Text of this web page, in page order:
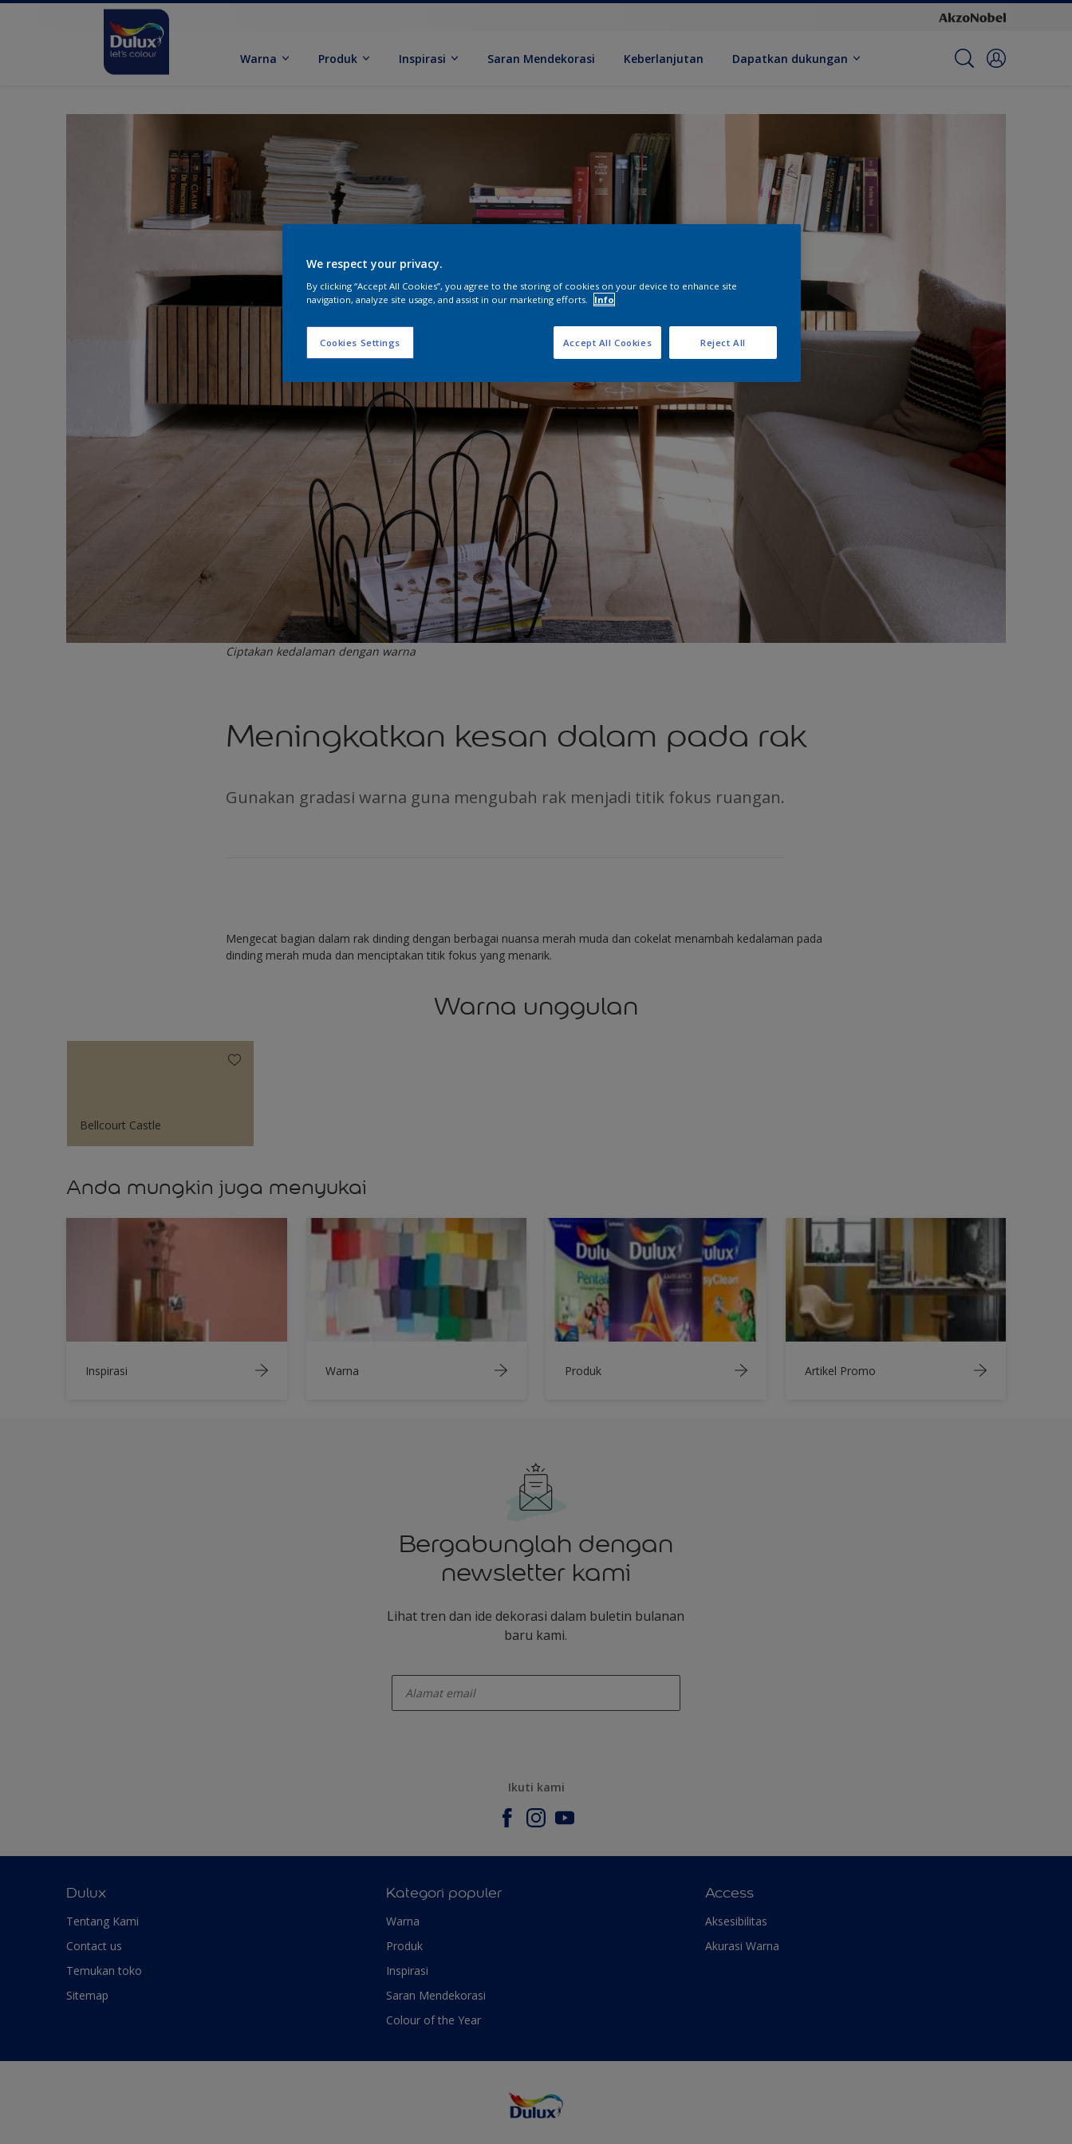
Warna Produk Inspirasi Saran Mendekorasi Keberlanjutan Dapatkan dukungan
Ciptakan kedalaman dengan warna
Meningkatkan kesan dalam pada rak
Gunakan gradasi warna guna mengubah rak menjadi titik fokus ruangan.
Mengecat bagian dalam rak dinding dengan berbagai nuansa merah muda dan cokelat menambah kedalaman pada
dinding merah muda dan menciptakan titik fokus yang menarik.
Warna unggulan
Bellcourt Castle
Anda mungkin juga menyukai
Inspirasi Warna Produk Artikel Promo
Bergabunglah dengan
newsletter kami
Lihat tren dan ide dekorasi dalam buletin bulanan
baru kami.
Ikuti kami
Dulux
Tentang Kami
Contact us
Temukan toko
Sitemap
Kategori populer
Warna
Produk
Inspirasi
Saran Mendekorasi
Colour of the Year
Access
Aksesibilitas
Akurasi Warna
We respect your privacy.
By clicking “Accept All Cookies”, you agree to the storing of cookies on your device to enhance site
navigation, analyze site usage, and assist in our marketing efforts.
Info
Cookies Settings Reject All
Accept All Cookies